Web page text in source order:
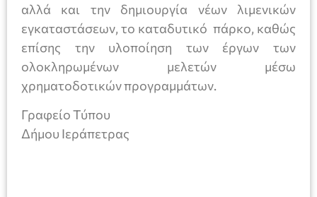
αλλά και την δημιουργία νέων λιμενικών
εγκαταστάσεων, το καταδυτικό πάρκο, καθώς
επίσης την υλοποίηση των έργων των
ολοκληρωμένων μελετών μέσω
χρηματοδοτικών προγραμμάτων.
Γραφείο Τύπου
Δήμου Ιεράπετρας